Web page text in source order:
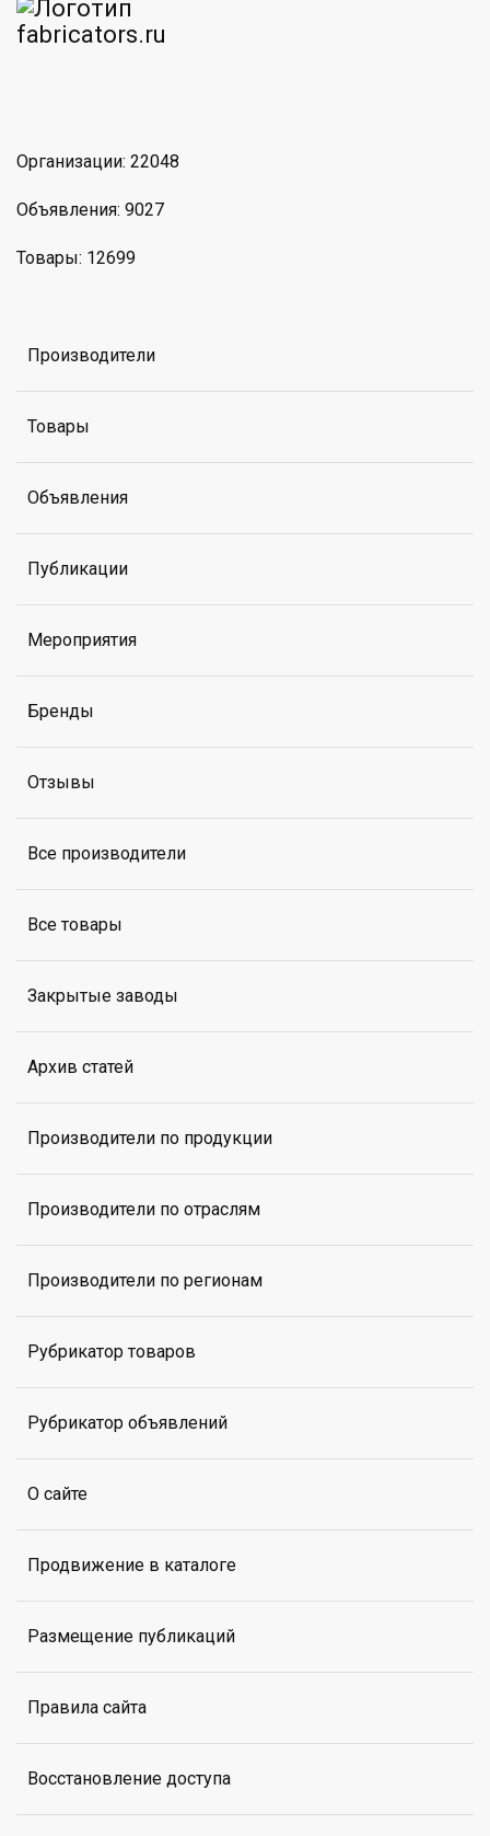
Организации: 22048
Объявления: 9027
Товары: 12699
Производители
Товары
Объявления
Публикации
Мероприятия
Бренды
Отзывы
Все производители
Все товары
Закрытые заводы
Архив статей
Производители по продукции
Производители по отраслям
Производители по регионам
Рубрикатор товаров
Рубрикатор объявлений
О сайте
Продвижение в каталоге
Размещение публикаций
Правила сайта
Восстановление доступа